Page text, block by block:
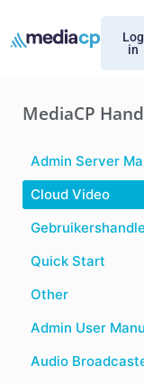
Log
in
MediaCP
Admin Server
Cloud Video
Quick Start
Other
Admin User
Audio